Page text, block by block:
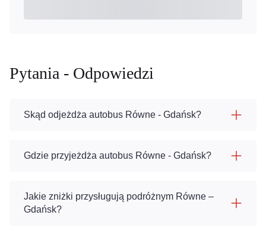
Pytania - Odpowiedzi
Skąd odjeżdża autobus Równe - Gdańsk?
Gdzie przyjeżdża autobus Równe - Gdańsk?
Jakie zniżki przysługują podróżnym Równe –
Gdańsk?